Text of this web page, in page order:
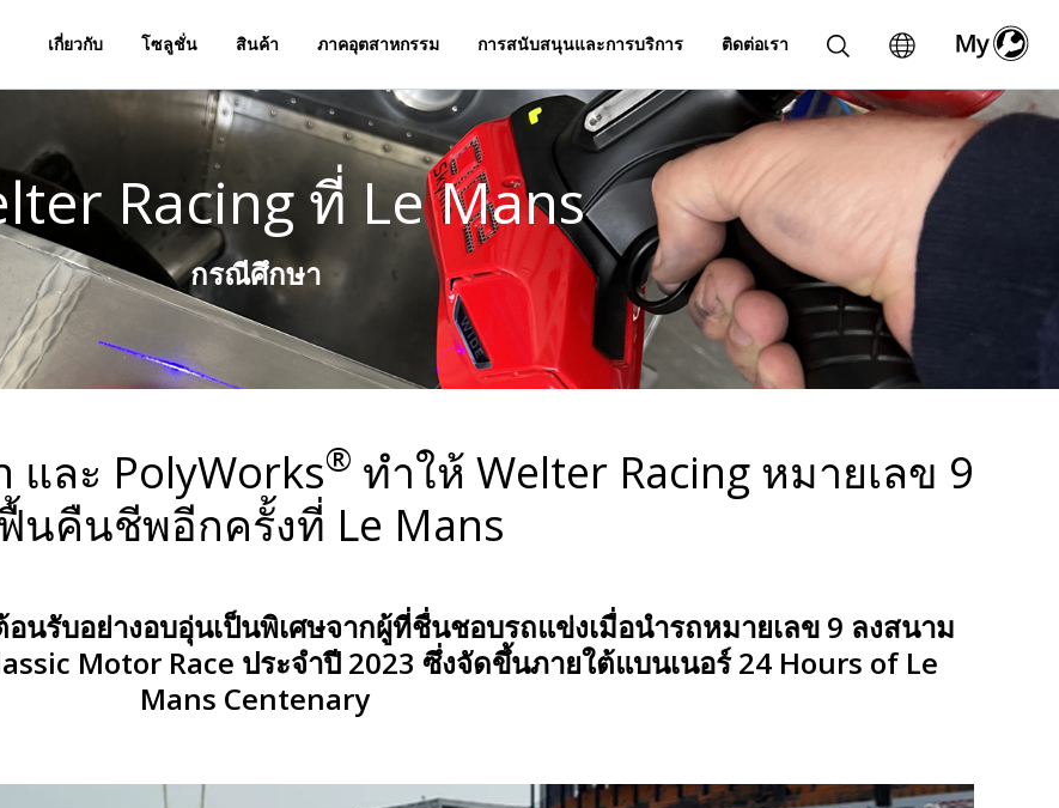
เกี่ยวกับ โซลูชั่น สินค้า ภาคอุตสาหกรรม การสนับสนุนและการบริการ ติดต่อเรา
Racing ที่ Le Mans
กรณีศึกษา
ละ PolyWorks® ทำให้ Welter Racing หมายเลข 9
นคืนชีพอีกครั้งที่ Le Mans
นรับอย่างอบอุ่นเป็นพิเศษจากผู้ที่ชื่นชอบรถแข่งเมื่อนำรถหมายเลข 9 ลงสนาม
Motor Race ประจำปี 2023 ซึ่งจัดขึ้นภายใต้แบนเนอร์ 24 Hours of Le
Mans Centenary